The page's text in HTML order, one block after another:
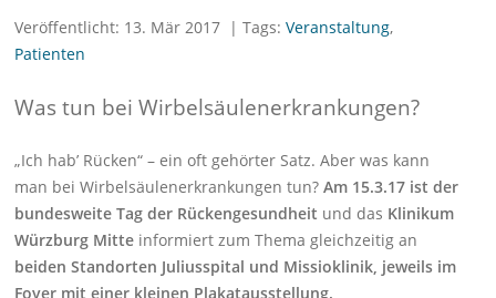
Veröffentlicht: 13. Mär 2017 | Tags:Veranstaltung,
Patienten
Was tun bei Wirbelsäulenerkrankungen?
„Ich hab’ Rücken“ – ein oft gehörter Satz. Aber was kann
man bei Wirbelsäulenerkrankungen tun?Am 15.3.17 ist der
bundesweite Tag der Rückengesundheit und das Klinikum
Würzburg Mitte informiert zum Thema gleichzeitig an
beiden Standorten Juliusspital und Missioklinik, jeweils im
Foyer mit einer kleinen Plakatausstellung.